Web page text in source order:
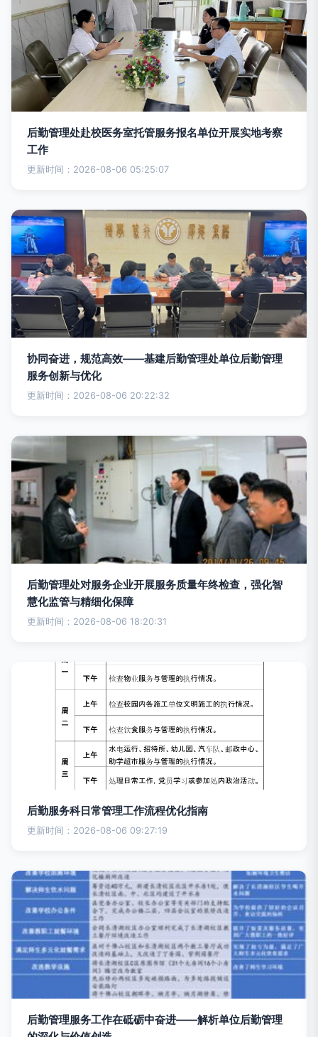
后勤管理处赴校医务室托管服务报名单位开展实地考察
工作
更新时间：2026-08-06 05:25:07
协同奋进，规范高效——基建后勤管理处单位后勤管理
服务创新与优化
更新时间：2026-08-06 20:22:32
后勤管理处对服务企业开展服务质量年终检查，强化智
慧化监管与精细化保障
更新时间：2026-08-06 18:20:31
后勤服务科日常管理工作流程优化指南
更新时间：2026-08-06 09:27:19
后勤管理服务工作在砥砺中奋进——解析单位后勤管理